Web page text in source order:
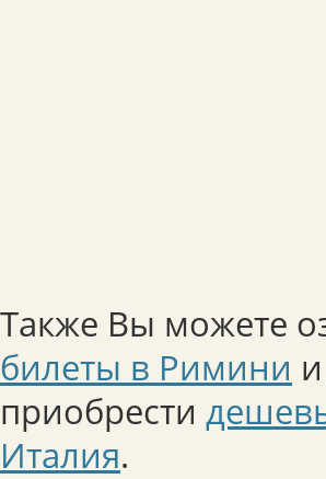
Также Вы можете
билеты в Римини и
приобрести
Италия.